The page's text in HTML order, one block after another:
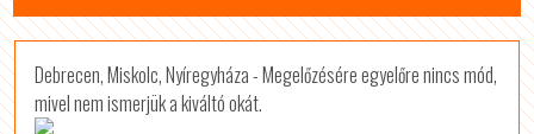
Debrecen, Miskolc, Nyíregyháza - Megelőzésére egyelőre nincs mód,
mivel nem ismerjük a kiváltó okát.